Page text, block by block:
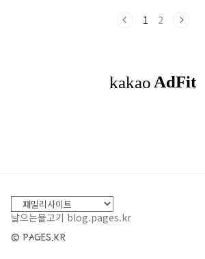
도 개선방안'을 발표했습니다. 과기정통부는 정보보
있다는 점을 인식했습니다. 이에 따라 과기정통부는
다양한 이해관계자와의 간담회를 통해 개선 의견과
1 2
날으는물고기 blog.pages.kr
© PAGES.KR